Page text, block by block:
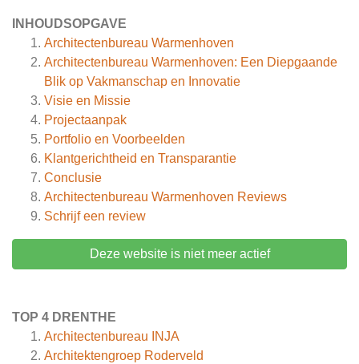
INHOUDSOPGAVE
Architectenbureau Warmenhoven
Architectenbureau Warmenhoven: Een Diepgaande
Blik op Vakmanschap en Innovatie
Visie en Missie
Projectaanpak
Portfolio en Voorbeelden
Klantgerichtheid en Transparantie
Conclusie
Architectenbureau Warmenhoven Reviews
Schrijf een review
Deze website is niet meer actief
TOP 4 DRENTHE
Architectenbureau INJA
Architektengroep Roderveld